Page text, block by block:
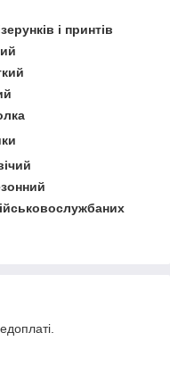
і принтів